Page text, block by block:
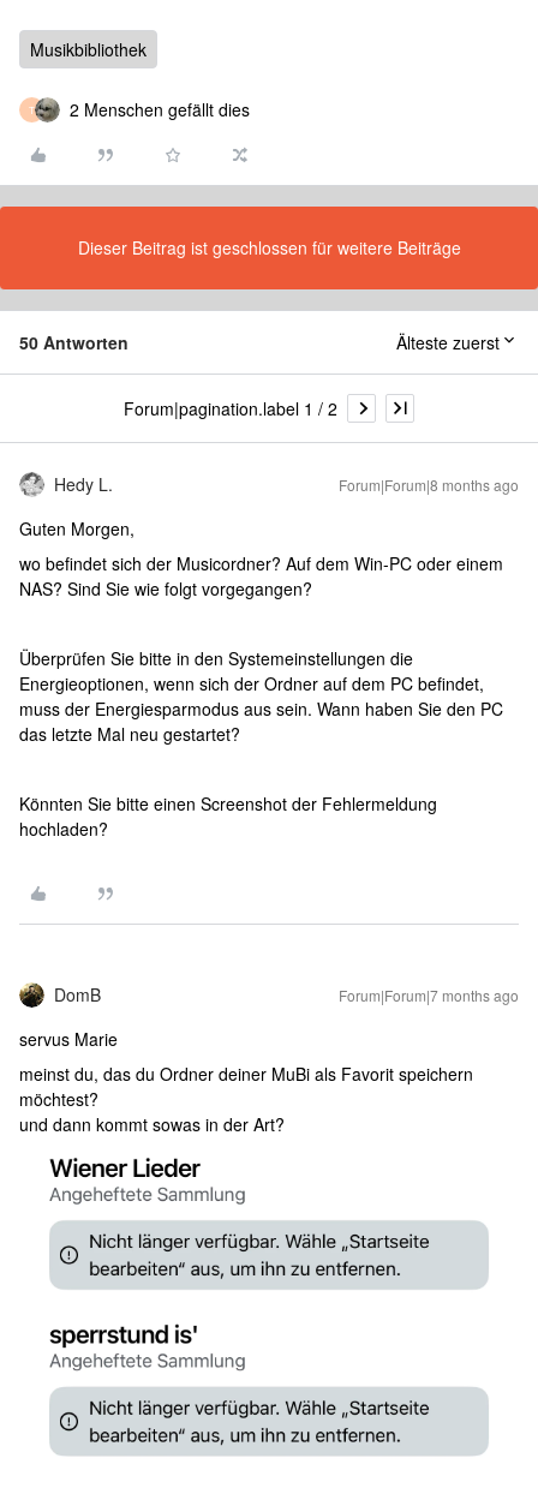
Musikbibliothek
T 2 Menschen gefällt dies
Dieser Beitrag ist geschlossen für weitere Beiträge
50 Antworten Älteste zuerst
Forum|pagination.label 1 / 2
Hedy L. Forum|Forum|8 months ago
Guten Morgen,
wo befindet sich der Musicordner? Auf dem Win-PC oder einem
NAS? Sind Sie wie folgt vorgegangen?
Überprüfen Sie bitte in den Systemeinstellungen die
Energieoptionen, wenn sich der Ordner auf dem PC befindet,
muss der Energiesparmodus aus sein. Wann haben Sie den PC
das letzte Mal neu gestartet?
Könnten Sie bitte einen Screenshot der Fehlermeldung
hochladen?
DomB Forum|Forum|7 months ago
servus Marie
meinst du, das du Ordner deiner MuBi als Favorit speichern
möchtest?
und dann kommt sowas in der Art?